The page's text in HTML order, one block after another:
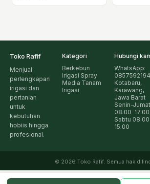
Toko Rafif
Menjual
perlengkapan
irigasi dan
pertanian
untuk
kebutuhan
hobiis hingga
profesional.
Kategori
Berkebun
Irigasi Spray
Media Tanam
Irigasi
Hubungi
WhatsApp:
Kotabaru,
Karawang,
Jawa Barat
Senin-Jumat
08.00-
Sabtu
15.00
© 2026 Toko Rafif. Semua hak